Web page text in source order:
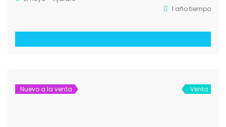
1 año tiempo
Nuevo a la venta Venta